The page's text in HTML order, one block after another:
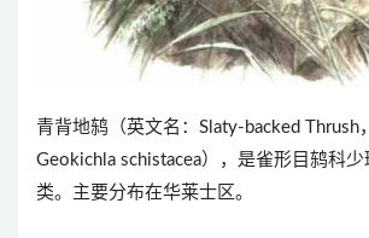
青背地鸫（英文名：Slaty-backed Thrush
Geokichla schistacea），是雀形目鸫科
类。主要分布在华莱士区。